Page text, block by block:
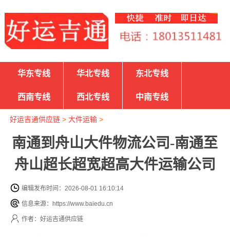
华东专线 华北专线 东北专线
西南专线 西北专线 中南专线
好运吉通供应链> 大件运输>
南通到舟山大件物流公司-南通至
舟山超长超宽超高大件运输公司
编辑发布时间：2026-08-01 16:10:14
信息来源：https://www.baiedu.cn
作者：好运吉通供应链